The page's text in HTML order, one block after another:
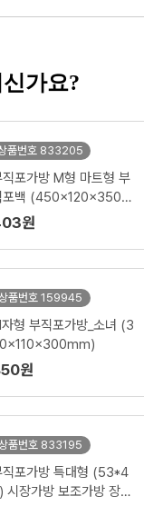
가요?
품번호 833205
직포가방 M형 마트형 부
포백 (450x120x350m
원
상품번호 159945
형 부직포가방_소녀 (3
원
상품번호 833195
직포가방 특대형 (53*4
시장가방 보조가방 장바